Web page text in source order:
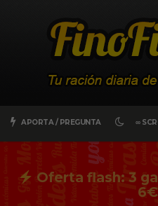
APORTA / PREGUNTA ∞
Oferta flash: 3
6€